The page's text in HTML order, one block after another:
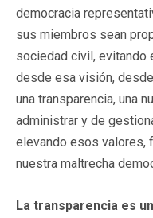
democracia
sus miembros sean
sociedad civil, evitando
desde esa visión,
una transparencia, una
administrar y de
elevando esos valores,
nuestra maltrecha
La transparencia es